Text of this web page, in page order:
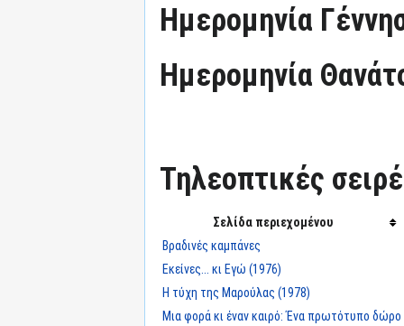
Ημερομηνία
Ημερομηνία
Τηλεοπτικές
Σελίδα περιεχομένου
Βραδινές καμπάνες
Εκείνες... κι Εγώ (1976)
Η τύχη της Μαρούλας (1978)
Μια φορά κι έναν καιρό: Ένα πρωτότυπο δώρο